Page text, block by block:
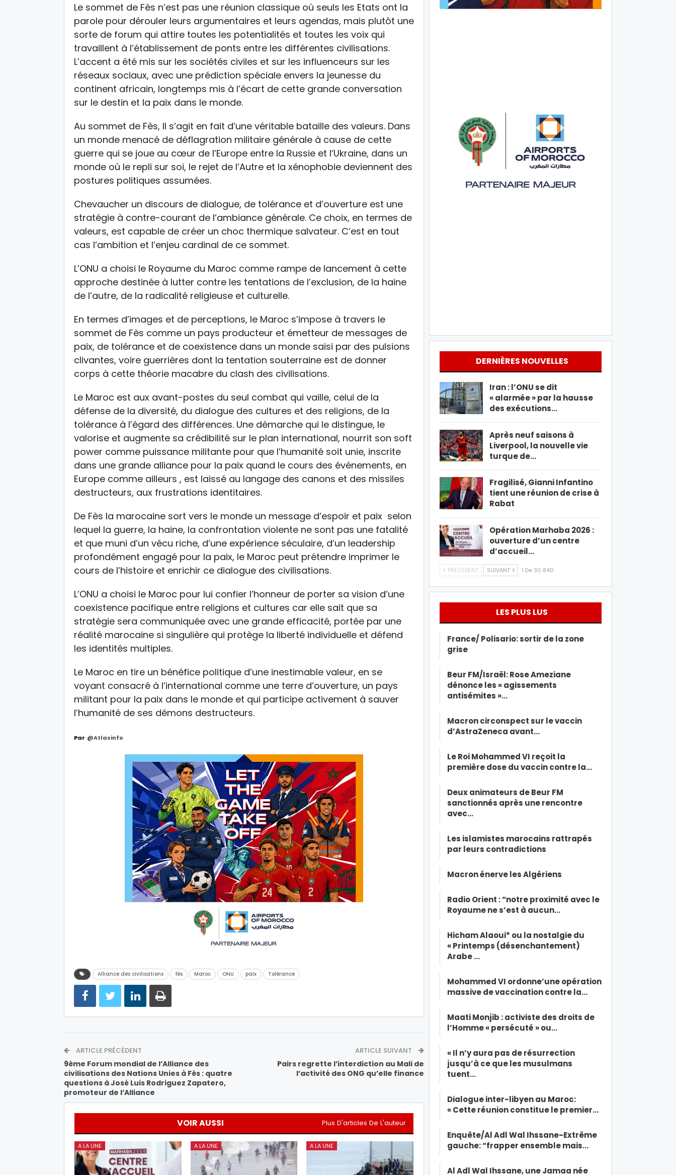
Le sommet de Fès n’est pas une réunion classique où seuls les Etats ont la
parole pour dérouler leurs argumentaires et leurs agendas, mais plutôt une
sorte de forum qui attire toutes les potentialités et toutes les voix qui
travaillent à l’établissement de ponts entre les différentes civilisations.
L’accent a été mis sur les sociétés civiles et sur les influenceurs sur les
réseaux sociaux, avec une prédiction spéciale envers la jeunesse du
continent africain, longtemps mis à l’écart de cette grande conversation
sur le destin et la paix dans le monde.
Au sommet de Fès, Il s’agit en fait d’une véritable bataille des valeurs. Dans
un monde menacé de déflagration militaire générale à cause de cette
guerre qui se joue au cœur de l’Europe entre la Russie et l’Ukraine, dans un
monde où le repli sur soi, le rejet de l’Autre et la xénophobie deviennent des
postures politiques assumées.
Chevaucher un discours de dialogue, de tolérance et d’ouverture est une
stratégie à contre-courant de l’ambiance générale. Ce choix, en termes de
valeurs, est capable de créer un choc thermique salvateur. C’est en tout
cas l’ambition et l’enjeu cardinal de ce sommet.
L’ONU a choisi le Royaume du Maroc comme rampe de lancement à cette
approche destinée à lutter contre les tentations de l’exclusion, de la haine
de l’autre, de la radicalité religieuse et culturelle.
En termes d’images et de perceptions, le Maroc s’impose à travers le
sommet de Fès comme un pays producteur et émetteur de messages de
paix, de tolérance et de coexistence dans un monde saisi par des pulsions
clivantes, voire guerrières dont la tentation souterraine est de donner
corps à cette théorie macabre du clash des civilisations.
Le Maroc est aux avant-postes du seul combat qui vaille, celui de la
défense de la diversité, du dialogue des cultures et des religions, de la
tolérance à l’égard des différences. Une démarche qui le distingue, le
valorise et augmente sa crédibilité sur le plan international, nourrit son soft
power comme puissance militante pour que l’humanité soit unie, inscrite
dans une grande alliance pour la paix quand le cours des événements, en
Europe comme ailleurs , est laissé au langage des canons et des missiles
destructeurs, aux frustrations identitaires.
De Fès la marocaine sort vers le monde un message d’espoir et paix selon
lequel la guerre, la haine, la confrontation violente ne sont pas une fatalité
et que muni d’un vécu riche, d’une expérience séculaire, d’un leadership
profondément engagé pour la paix, le Maroc peut prétendre imprimer le
cours de l’histoire et enrichir ce dialogue des civilisations.
L’ONU a choisi le Maroc pour lui confier l’honneur de porter sa vision d’une
coexistence pacifique entre religions et cultures car elle sait que sa
stratégie sera communiquée avec une grande efficacité, portée par une
réalité marocaine si singulière qui protège la liberté individuelle et défend
les identités multiples.
Le Maroc en tire un bénéfice politique d’une inestimable valeur, en se
voyant consacré à l’international comme une terre d’ouverture, un pays
militant pour la paix dans le monde et qui participe activement à sauver
l’humanité de ses démons destructeurs.
Par @Atlasinfo
Alliance des civilisations fès Maroc ONU paix Tolérance
ARTICLE PRÉCÉDENT
9ème Forum mondial de l’Alliance des
civilisations des Nations Unies à Fès : quatre
questions à José Luis Rodriguez Zapatero,
promoteur de l’Alliance
ARTICLE SUIVANT
Pairs regrette l’interdiction au Mali de
l’activité des ONG qu’elle finance
VOIR AUSSI Plus D'articles De L'auteur
A LA UNE A LA UNE A LA UNE
DERNIÈRES NOUVELLES
Iran : l’ONU se dit
« alarmée » par la hausse
des exécutions…
Après neuf saisons à
Liverpool, la nouvelle vie
turque de…
Fragilisé, Gianni Infantino
tient une réunion de crise à
Rabat
Opération Marhaba 2026 :
ouverture d’un centre
d’accueil…
PRÉCÉDENT SUIVANT 1 De 30 840
LES PLUS LUS
France/ Polisario: sortir de la zone
grise
Beur FM/Israël: Rose Ameziane
dénonce les « agissements
antisémites »…
Macron circonspect sur le vaccin
d’AstraZeneca avant…
Le Roi Mohammed VI reçoit la
première dose du vaccin contre la…
Deux animateurs de Beur FM
sanctionnés après une rencontre
avec…
Les islamistes marocains rattrapés
par leurs contradictions
Macron énerve les Algériens
Radio Orient : “notre proximité avec le
Royaume ne s’est à aucun…
Hicham Alaoui* ou la nostalgie du
« Printemps (désenchantement)
Arabe …
Mohammed VI ordonne’une opération
massive de vaccination contre la…
Maati Monjib : activiste des droits de
l’Homme « persécuté » ou…
« Il n’y aura pas de résurrection
jusqu’à ce que les musulmans
tuent…
Dialogue inter-libyen au Maroc:
« Cette réunion constitue le premier…
Enquête/Al Adl Wal Ihssane-Extrême
gauche: “frapper ensemble mais…
Al Adl Wal Ihssane, une Jamaa née